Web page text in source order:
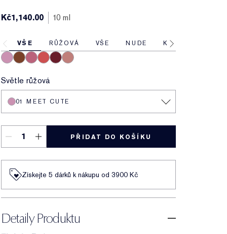
Kč1,140.00 10 ml
VŠE RŮŽOVÁ VŠE NUDE KORÁLOVÁ
Světle růžová
01 MEET CUTE
PŘIDAT DO KOŠÍKU
Získejte 5 dárků k nákupu od 3900 Kč
Detaily Produktu